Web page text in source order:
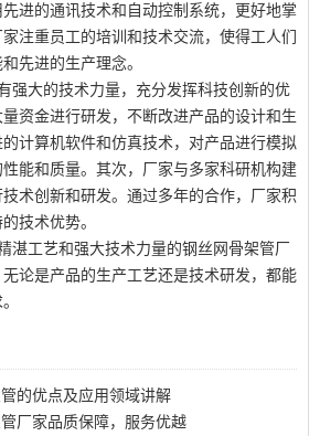
进的通讯技术和自动控制系统，更好地掌
注重员工的培训和技术交流，使得工人们
先进的生产理念。
强大的技术力量，充分发挥科技创新的优
资金进行研发，不断改进产品的设计和生
计算机软件和仿真技术，对产品进行模拟
能和质量。其次，厂家与多家科研机构建
术创新和研发。通过多年的合作，厂家积
技术优势。
湛工艺和强大技术力量的钢丝网骨架管厂
论是产品的生产工艺还是技术研发，都能
的优点及应用领域讲解
厂家品质保障，服务优越